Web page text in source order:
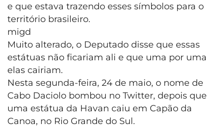
e que estava trazendo esses símbolos para o
território brasileiro.
migd
Muito alterado, o Deputado disse que essas
estátuas não ficariam ali e que uma por uma
elas cairiam.
Nesta segunda-feira, 24 de maio, o nome de
Cabo Daciolo bombou no Twitter, depois que
uma estátua da Havan caiu em Capão da
Canoa, no Rio Grande do Sul.